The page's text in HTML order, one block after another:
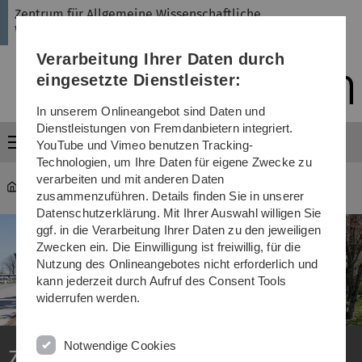
Direkt
Direkt
Direkt
(Sprache,
Drucken,
Media)
Direkt
Direkt
Zentrum für Allgemeine Wissenschaftliche
Weiterbildung
Menü
Verarbeitung Ihrer Daten durch
eingesetzte Dienstleister:
In unserem Onlineangebot sind Daten und
Dienstleistungen von Fremdanbietern integriert.
YouTube und Vimeo benutzen Tracking-
Technologien, um Ihre Daten für eigene Zwecke zu
verarbeiten und mit anderen Daten
zusammenzuführen. Details finden Sie in unserer
Datenschutzerklärung. Mit Ihrer Auswahl willigen Sie
ggf. in die Verarbeitung Ihrer Daten zu den jeweiligen
Zwecken ein. Die Einwilligung ist freiwillig, für die
Nutzung des Onlineangebotes nicht erforderlich und
kann jederzeit durch Aufruf des Consent Tools
widerrufen werden.
Notwendige Cookies